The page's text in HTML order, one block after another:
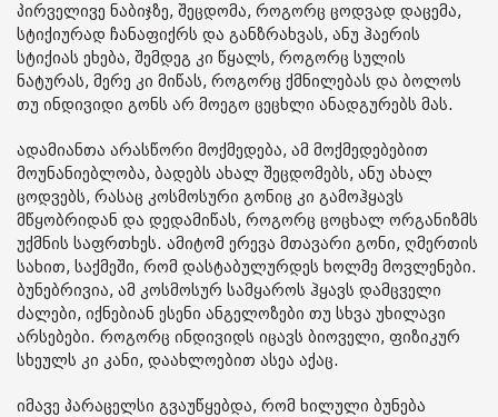
პირველივე ნაბიჯზე, შეცდომა, როგორც ცოდვად დაცემა,
სტიქიურად ჩანაფიქრს და განზრახვას, ანუ ჰაერის
სტიქიას ეხება, შემდეგ კი წყალს, როგორც სულის
ნატურას, მერე კი მიწას, როგორც ქმნილებას და ბოლოს
თუ ინდივიდი გონს არ მოეგო ცეცხლი ანადგურებს მას.
ადამიანთა არასწორი მოქმედება, ამ მოქმედებებით
მოუნანიებლობა, ბადებს ახალ შეცდომებს, ანუ ახალ
ცოდვებს, რასაც კოსმოსური გონიც კი გამოჰყავს
მწყობრიდან და დედამიწას, როგორც ცოცხალ ორგანიზმს
უქმნის საფრთხეს. ამიტომ ერევა მთავარი გონი, ღმერთის
სახით, საქმეში, რომ დასტაბულურდეს ხოლმე მოვლენები.
ბუნებრივია, ამ კოსმოსურ სამყაროს ჰყავს დამცველი
ძალები, იქნებიან ესენი ანგელოზები თუ სხვა უხილავი
არსებები. როგორც ინდივიდს იცავს ბიოველი, ფიზიკურ
სხეულს კი კანი, დაახლოებით ასეა აქაც.
იმავე პარაცელსი გვაუწყებდა, რომ ხილული ბუნება